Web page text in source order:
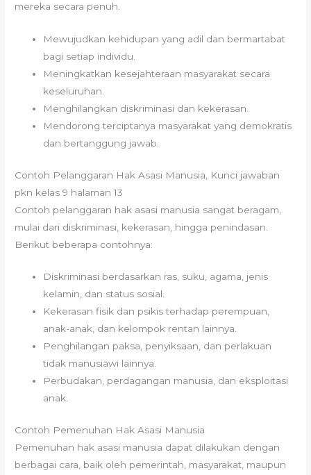
mereka secara penuh.
Mewujudkan kehidupan yang adil dan bermartabat
bagi setiap individu.
Meningkatkan kesejahteraan masyarakat secara
keseluruhan.
Menghilangkan diskriminasi dan kekerasan.
Mendorong terciptanya masyarakat yang demokratis
dan bertanggung jawab.
Contoh Pelanggaran Hak Asasi Manusia, Kunci jawaban
pkn kelas 9 halaman 13
Contoh pelanggaran hak asasi manusia sangat beragam,
mulai dari diskriminasi, kekerasan, hingga penindasan.
Berikut beberapa contohnya:
Diskriminasi berdasarkan ras, suku, agama, jenis
kelamin, dan status sosial.
Kekerasan fisik dan psikis terhadap perempuan,
anak-anak, dan kelompok rentan lainnya.
Penghilangan paksa, penyiksaan, dan perlakuan
tidak manusiawi lainnya.
Perbudakan, perdagangan manusia, dan eksploitasi
anak.
Contoh Pemenuhan Hak Asasi Manusia
Pemenuhan hak asasi manusia dapat dilakukan dengan
berbagai cara, baik oleh pemerintah, masyarakat, maupun